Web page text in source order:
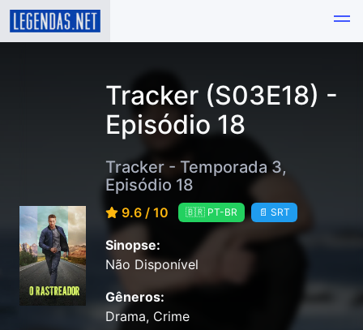
Tracker (S03E18) -
Episódio 18
Tracker - Temporada 3,
Episódio 18
9.6 / 10 🇧🇷 PT-BR 📄 SRT
Sinopse:
Não Disponível
Gêneros:
Drama, Crime